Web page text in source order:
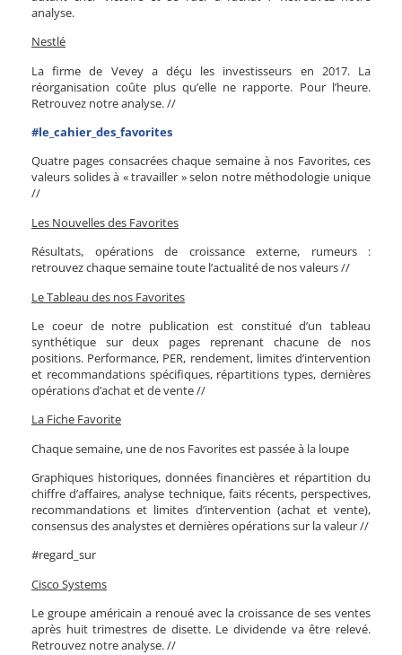
analyse.
Nestlé
La firme de Vevey a déçu les investisseurs en 2017. La
réorganisation coûte plus qu’elle ne rapporte. Pour l’heure.
Retrouvez notre analyse. //
#le_cahier_des_favorites
Quatre pages consacrées chaque semaine à nos Favorites, ces
valeurs solides à « travailler » selon notre méthodologie unique
//
Les Nouvelles des Favorites
Résultats, opérations de croissance externe, rumeurs :
retrouvez chaque semaine toute l’actualité de nos valeurs //
Le Tableau des nos Favorites
Le coeur de notre publication est constitué d’un tableau
synthétique sur deux pages reprenant chacune de nos
positions. Performance, PER, rendement, limites d’intervention
et recommandations spécifiques, répartitions types, dernières
opérations d’achat et de vente //
La Fiche Favorite
Chaque semaine, une de nos Favorites est passée à la loupe
Graphiques historiques, données financières et répartition du
chiffre d’affaires, analyse technique, faits récents, perspectives,
recommandations et limites d’intervention (achat et vente),
consensus des analystes et dernières opérations sur la valeur //
#regard_sur
Cisco Systems
Le groupe américain a renoué avec la croissance de ses ventes
après huit trimestres de disette. Le dividende va être relevé.
Retrouvez notre analyse. //